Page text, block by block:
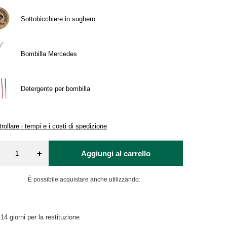
Sottobicchiere in sughero
Bombilla Mercedes
Detergente per bombilla
i tempi e i costi di spedizione
+ Aggiungi al carrello
È possibile acquistare anche utilizzando:
14 giorni per la restituzione